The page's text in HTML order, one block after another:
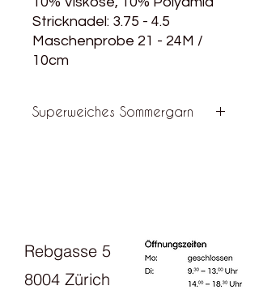
Stricknadel: 3.75 - 4.5
Maschenprobe 21 - 24M /
10cm
Superweiches Sommergarn
Rebgasse 5
8004 Zürich